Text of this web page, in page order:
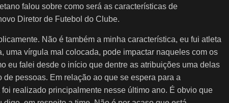
falou sobre como será as características de
Diretor de Futebol do Clube.
Não é também a minha característica, eu fui atleta
uma vírgula mal colocada, pode impactar naqueles com os
eu falei desde o início que dentre as atribuições uma delas
pessoas. Em relação ao que se espera para a
realizado principalmente nesse último ano. É obvio que